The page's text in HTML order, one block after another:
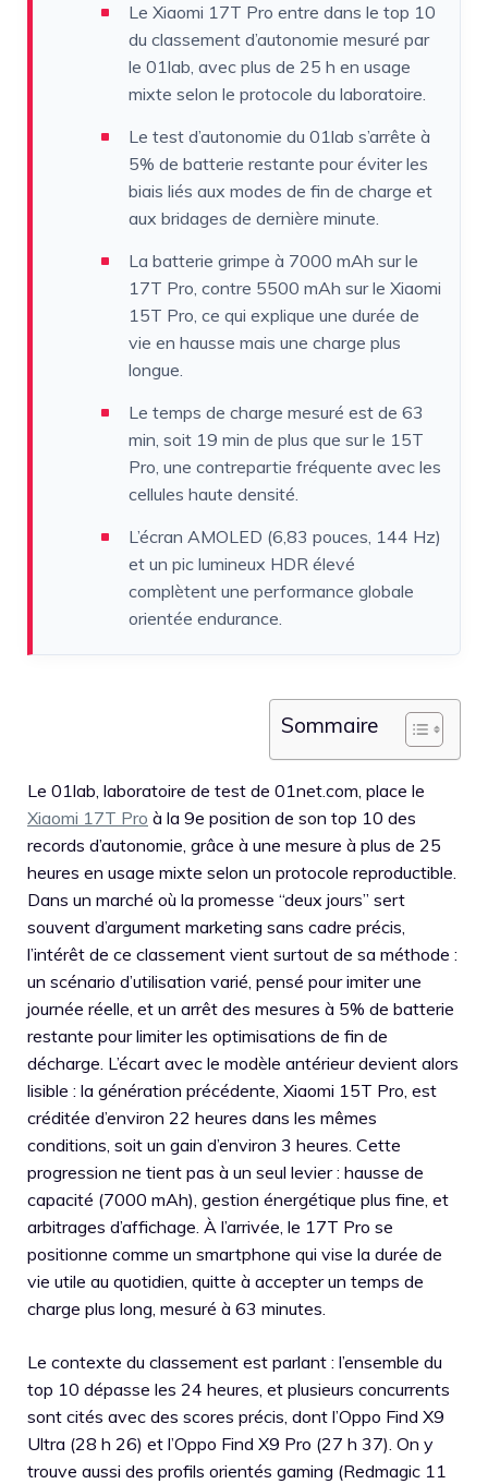
Le Xiaomi 17T Pro entre dans le top 10
du classement d’autonomie mesuré par
le 01lab, avec plus de 25 h en usage
mixte selon le protocole du laboratoire.
Le test d’autonomie du 01lab s’arrête à
5% de batterie restante pour éviter les
biais liés aux modes de fin de charge et
aux bridages de dernière minute.
La batterie grimpe à 7000 mAh sur le
17T Pro, contre 5500 mAh sur le Xiaomi
15T Pro, ce qui explique une durée de
vie en hausse mais une charge plus
longue.
Le temps de charge mesuré est de 63
min, soit 19 min de plus que sur le 15T
Pro, une contrepartie fréquente avec les
cellules haute densité.
L’écran AMOLED (6,83 pouces, 144 Hz)
et un pic lumineux HDR élevé
complètent une performance globale
orientée endurance.
Sommaire
Le 01lab, laboratoire de test de 01net.com, place le
Xiaomi 17T Pro à la 9e position de son top 10 des
records d’autonomie, grâce à une mesure à plus de 25
heures en usage mixte selon un protocole reproductible.
Dans un marché où la promesse “deux jours” sert
souvent d’argument marketing sans cadre précis,
l’intérêt de ce classement vient surtout de sa méthode :
un scénario d’utilisation varié, pensé pour imiter une
journée réelle, et un arrêt des mesures à 5% de batterie
restante pour limiter les optimisations de fin de
décharge. L’écart avec le modèle antérieur devient alors
lisible : la génération précédente, Xiaomi 15T Pro, est
créditée d’environ 22 heures dans les mêmes
conditions, soit un gain d’environ 3 heures. Cette
progression ne tient pas à un seul levier : hausse de
capacité (7000 mAh), gestion énergétique plus fine, et
arbitrages d’affichage. À l’arrivée, le 17T Pro se
positionne comme un smartphone qui vise la durée de
vie utile au quotidien, quitte à accepter un temps de
charge plus long, mesuré à 63 minutes.
Le contexte du classement est parlant : l’ensemble du
top 10 dépasse les 24 heures, et plusieurs concurrents
sont cités avec des scores précis, dont l’Oppo Find X9
Ultra (28 h 26) et l’Oppo Find X9 Pro (27 h 37). On y
trouve aussi des profils orientés gaming (Redmagic 11